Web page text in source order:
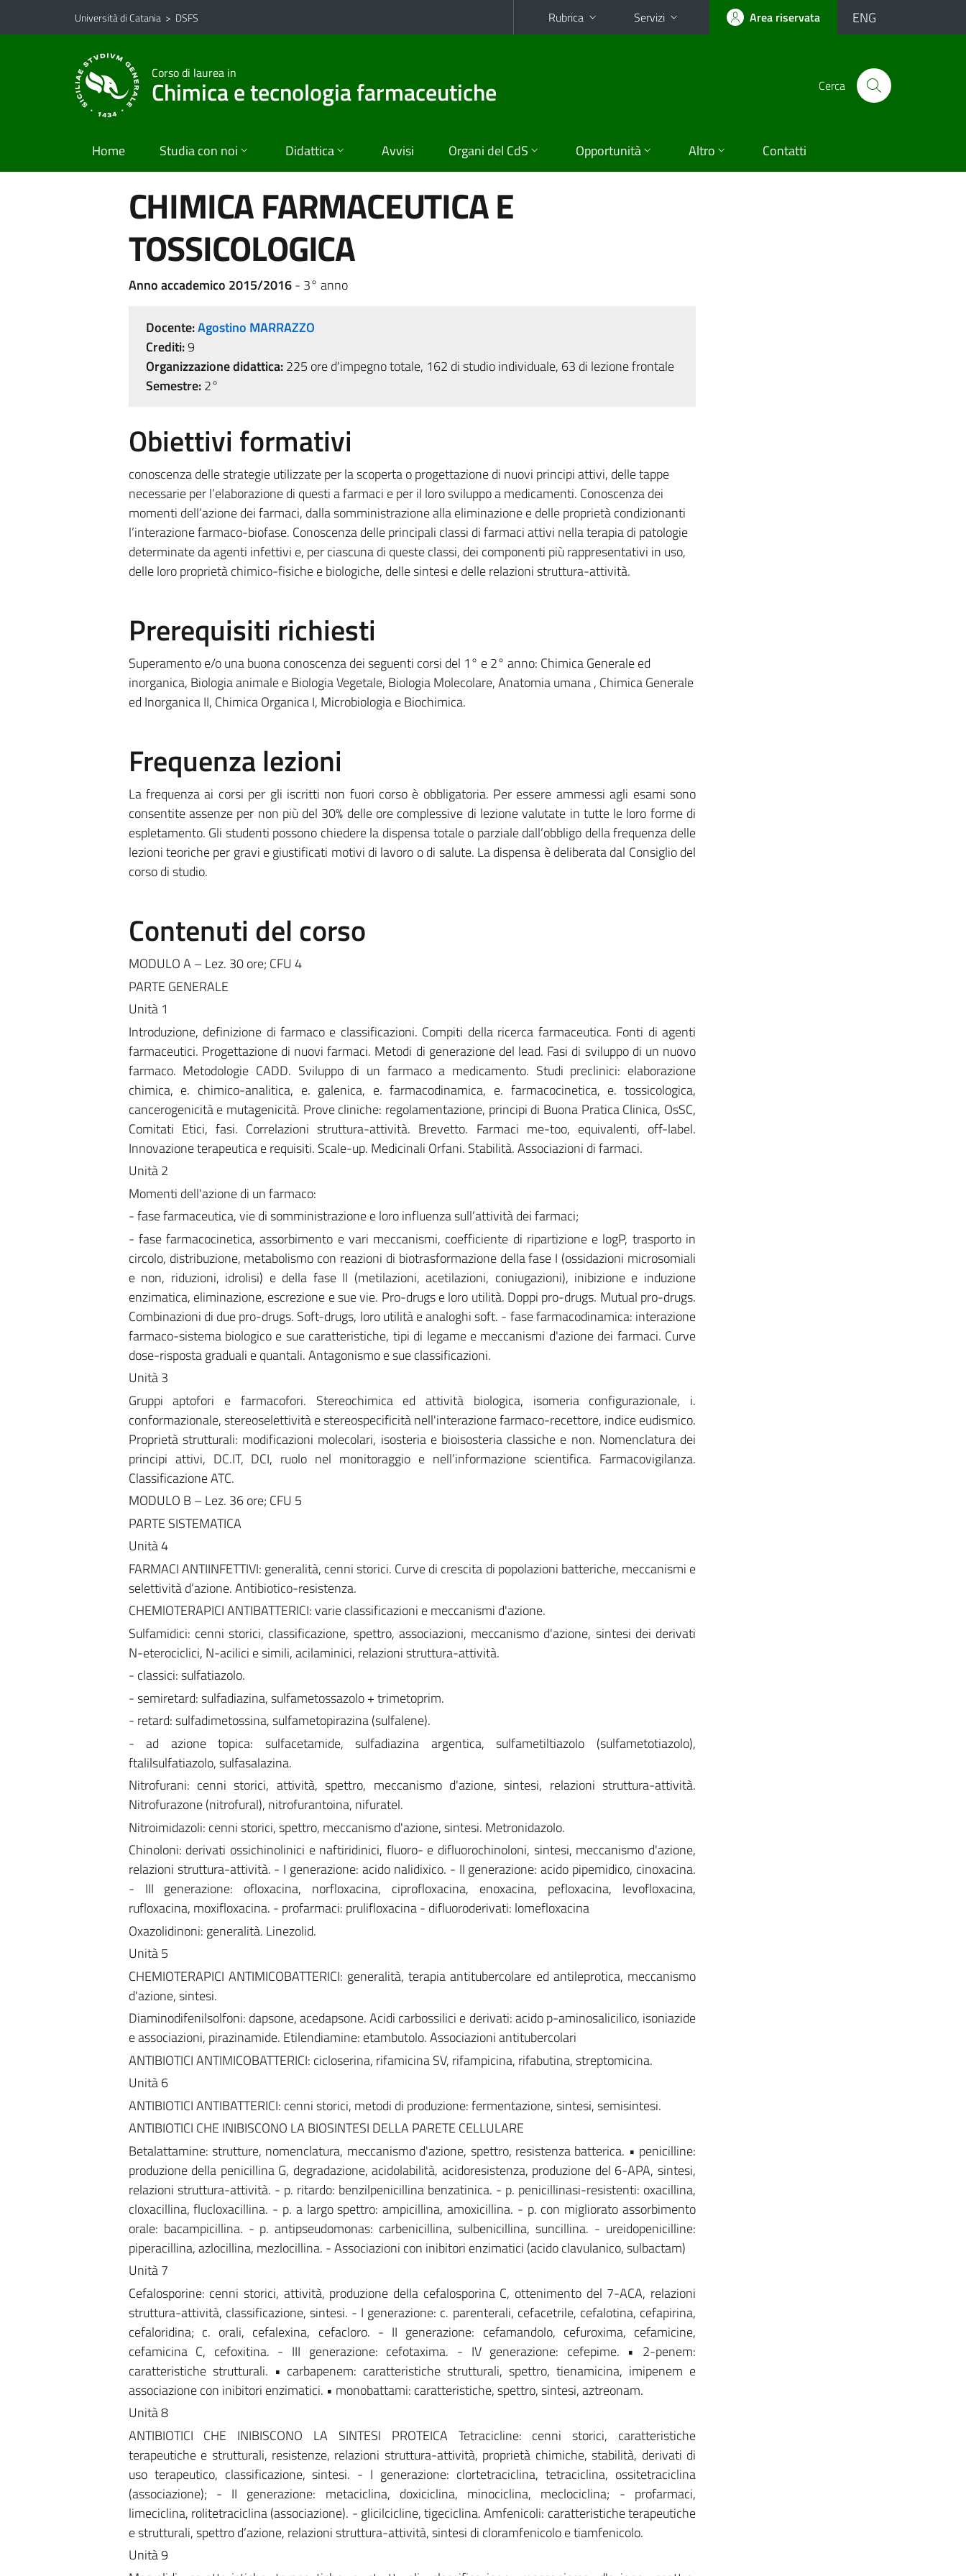
Vai al contenuto principale
Vai al menu di navigazione
Università di Catania > DSFS Rubrica Servizi Area riservata ENG
Corso di laurea in
Chimica e tecnologia farmaceutiche Cerca
Home Studia con noi Didattica Avvisi Organi del CdS Opportunità Altro Contatti
CHIMICA FARMACEUTICA E
TOSSICOLOGICA
Anno accademico 2015/2016- 3° anno
Docente:Agostino MARRAZZO
Crediti:9
Organizzazione didattica:225 ore d'impegno totale, 162 di studio individuale, 63 di lezione frontale
Semestre:2°
Obiettivi formativi
conoscenza delle strategie utilizzate per la scoperta o progettazione di nuovi principi attivi, delle tappe
necessarie per l’elaborazione di questi a farmaci e per il loro sviluppo a medicamenti. Conoscenza dei
momenti dell’azione dei farmaci, dalla somministrazione alla eliminazione e delle proprietà condizionanti
l’interazione farmaco-biofase. Conoscenza delle principali classi di farmaci attivi nella terapia di patologie
determinate da agenti infettivi e, per ciascuna di queste classi, dei componenti più rappresentativi in uso,
delle loro proprietà chimico-fisiche e biologiche, delle sintesi e delle relazioni struttura-attività.
Prerequisiti richiesti
Superamento e/o una buona conoscenza dei seguenti corsi del 1° e 2° anno: Chimica Generale ed
inorganica, Biologia animale e Biologia Vegetale, Biologia Molecolare, Anatomia umana , Chimica Generale
ed Inorganica II, Chimica Organica I, Microbiologia e Biochimica.
Frequenza lezioni
La frequenza ai corsi per gli iscritti non fuori corso è obbligatoria. Per essere ammessi agli esami sono
consentite assenze per non più del 30% delle ore complessive di lezione valutate in tutte le loro forme di
espletamento. Gli studenti possono chiedere la dispensa totale o parziale dall’obbligo della frequenza delle
lezioni teoriche per gravi e giustificati motivi di lavoro o di salute. La dispensa è deliberata dal Consiglio del
corso di studio.
Contenuti del corso
MODULO A – Lez. 30 ore; CFU 4
PARTE GENERALE
Unità 1
Introduzione, definizione di farmaco e classificazioni. Compiti della ricerca farmaceutica. Fonti di agenti
farmaceutici. Progettazione di nuovi farmaci. Metodi di generazione del lead. Fasi di sviluppo di un nuovo
farmaco. Metodologie CADD. Sviluppo di un farmaco a medicamento. Studi preclinici: elaborazione
chimica, e. chimico-analitica, e. galenica, e. farmacodinamica, e. farmacocinetica, e. tossicologica,
cancerogenicità e mutagenicità. Prove cliniche: regolamentazione, principi di Buona Pratica Clinica, OsSC,
Comitati Etici, fasi. Correlazioni struttura-attività. Brevetto. Farmaci me-too, equivalenti, off-label.
Innovazione terapeutica e requisiti. Scale-up. Medicinali Orfani. Stabilità. Associazioni di farmaci.
Unità 2
Momenti dell'azione di un farmaco:
- fase farmaceutica, vie di somministrazione e loro influenza sull’attività dei farmaci;
- fase farmacocinetica, assorbimento e vari meccanismi, coefficiente di ripartizione e logP, trasporto in
circolo, distribuzione, metabolismo con reazioni di biotrasformazione della fase I (ossidazioni microsomiali
e non, riduzioni, idrolisi) e della fase II (metilazioni, acetilazioni, coniugazioni), inibizione e induzione
enzimatica, eliminazione, escrezione e sue vie. Pro-drugs e loro utilità. Doppi pro-drugs. Mutual pro-drugs.
Combinazioni di due pro-drugs. Soft-drugs, loro utilità e analoghi soft. - fase farmacodinamica: interazione
farmaco-sistema biologico e sue caratteristiche, tipi di legame e meccanismi d'azione dei farmaci. Curve
dose-risposta graduali e quantali. Antagonismo e sue classificazioni.
Unità 3
Gruppi aptofori e farmacofori. Stereochimica ed attività biologica, isomeria configurazionale, i.
conformazionale, stereoselettività e stereospecificità nell'interazione farmaco-recettore, indice eudismico.
Proprietà strutturali: modificazioni molecolari, isosteria e bioisosteria classiche e non. Nomenclatura dei
principi attivi, DC.IT, DCI, ruolo nel monitoraggio e nell’informazione scientifica. Farmacovigilanza.
Classificazione ATC.
MODULO B – Lez. 36 ore; CFU 5
PARTE SISTEMATICA
Unità 4
FARMACI ANTIINFETTIVI: generalità, cenni storici. Curve di crescita di popolazioni batteriche, meccanismi e
selettività d’azione. Antibiotico-resistenza.
CHEMlOTERAPICI ANTIBATTERICI: varie classificazioni e meccanismi d'azione.
Sulfamidici: cenni storici, classificazione, spettro, associazioni, meccanismo d'azione, sintesi dei derivati
N-eterociclici, N-acilici e simili, acilaminici, relazioni struttura-attività.
- classici: sulfatiazolo.
- semiretard: sulfadiazina, sulfametossazolo + trimetoprim.
- retard: sulfadimetossina, sulfametopirazina (sulfalene).
- ad azione topica: sulfacetamide, sulfadiazina argentica, sulfametiltiazolo (sulfametotiazolo),
ftalilsulfatiazolo, sulfasalazina.
Nitrofurani: cenni storici, attività, spettro, meccanismo d'azione, sintesi, relazioni struttura-attività.
Nitrofurazone (nitrofural), nitrofurantoina, nifuratel.
Nitroimidazoli: cenni storici, spettro, meccanismo d'azione, sintesi. Metronidazolo.
Chinoloni: derivati ossichinolinici e naftiridinici, fluoro- e difluorochinoloni, sintesi, meccanismo d'azione,
relazioni struttura-attività. - I generazione: acido nalidixico. - II generazione: acido pipemidico, cinoxacina.
- III generazione: ofloxacina, norfloxacina, ciprofloxacina, enoxacina, pefloxacina, levofloxacina,
rufloxacina, moxifloxacina. - profarmaci: prulifloxacina - difluoroderivati: lomefloxacina
Oxazolidinoni: generalità. Linezolid.
Unità 5
CHEMIOTERAPICI ANTIMICOBATTERICI: generalità, terapia antitubercolare ed antileprotica, meccanismo
d'azione, sintesi.
Diaminodifenilsolfoni: dapsone, acedapsone. Acidi carbossilici e derivati: acido p-aminosalicilico, isoniazide
e associazioni, pirazinamide. Etilendiamine: etambutolo. Associazioni antitubercolari
ANTIBIOTICI ANTIMICOBATTERICI: cicloserina, rifamicina SV, rifampicina, rifabutina, streptomicina.
Unità 6
ANTIBIOTICI ANTIBATTERICI: cenni storici, metodi di produzione: fermentazione, sintesi, semisintesi.
ANTIBIOTICI CHE INIBISCONO LA BIOSINTESI DELLA PARETE CELLULARE
Betalattamine: strutture, nomenclatura, meccanismo d'azione, spettro, resistenza batterica. • penicilline:
produzione della penicillina G, degradazione, acidolabilità, acidoresistenza, produzione del 6-APA, sintesi,
relazioni struttura-attività. - p. ritardo: benzilpenicillina benzatinica. - p. penicillinasi-resistenti: oxacillina,
cloxacillina, flucloxacillina. - p. a largo spettro: ampicillina, amoxicillina. - p. con migliorato assorbimento
orale: bacampicillina. - p. antipseudomonas: carbenicillina, sulbenicillina, suncillina. - ureidopenicilline:
piperacillina, azlocillina, mezlocillina. - Associazioni con inibitori enzimatici (acido clavulanico, sulbactam)
Unità 7
Cefalosporine: cenni storici, attività, produzione della cefalosporina C, ottenimento del 7-ACA, relazioni
struttura-attività, classificazione, sintesi. - I generazione: c. parenterali, cefacetrile, cefalotina, cefapirina,
cefaloridina; c. orali, cefalexina, cefacloro. - II generazione: cefamandolo, cefuroxima, cefamicine,
cefamicina C, cefoxitina. - III generazione: cefotaxima. - IV generazione: cefepime. • 2-penem:
caratteristiche strutturali. • carbapenem: caratteristiche strutturali, spettro, tienamicina, imipenem e
associazione con inibitori enzimatici. • monobattami: caratteristiche, spettro, sintesi, aztreonam.
Unità 8
ANTIBIOTICI CHE INIBISCONO LA SINTESI PROTEICA Tetracicline: cenni storici, caratteristiche
terapeutiche e strutturali, resistenze, relazioni struttura-attività, proprietà chimiche, stabilità, derivati di
uso terapeutico, classificazione, sintesi. - I generazione: clortetraciclina, tetraciclina, ossitetraciclina
(associazione); - II generazione: metaciclina, doxiciclina, minociclina, meclociclina; - profarmaci,
limeciclina, rolitetraciclina (associazione). - glicilcicline, tigeciclina. Amfenicoli: caratteristiche terapeutiche
e strutturali, spettro d’azione, relazioni struttura-attività, sintesi di cloramfenicolo e tiamfenicolo.
Unità 9